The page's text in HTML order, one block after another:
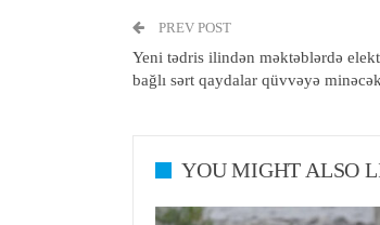
PREV POST
Yeni tədris ilindən məktəblərdə
bağlı sərt qaydalar qüvvəyə
YOU MIGHT ALSO